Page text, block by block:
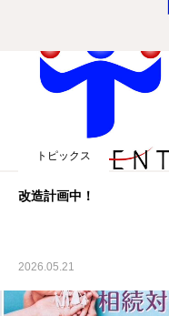
トピックス
改造計画中！
2026.05.21